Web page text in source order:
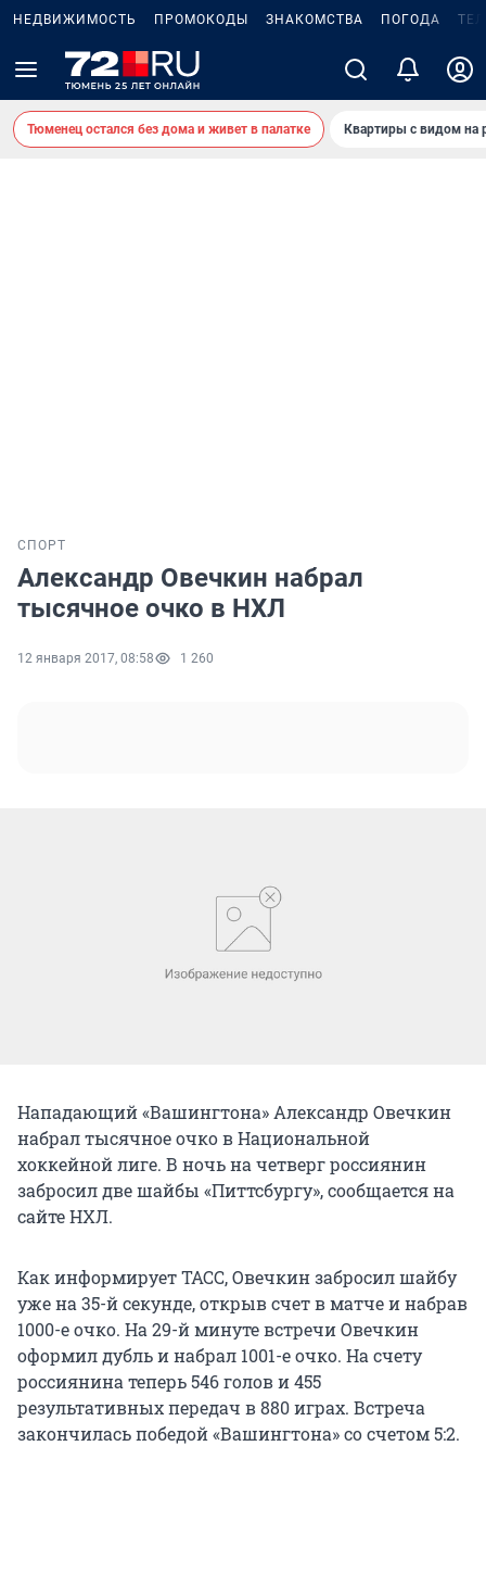
НЕДВИЖИМОСТЬ ПРОМОКОДЫ ЗНАКОМСТВА ПОГОДА
Тюменец остался без дома и живет в палатке Квартиры с видом на
СПОРТ
Александр Овечкин набрал
тысячное очко в НХЛ
12 января 2017, 08:58 1 260
Нападающий «Вашингтона» Александр Овечкин
набрал тысячное очко в Национальной
хоккейной лиге. В ночь на четверг россиянин
забросил две шайбы «Питтсбургу», сообщается на
сайте НХЛ.
Как информирует ТАСС, Овечкин забросил шайбу
уже на 35-й секунде, открыв счет в матче и набрав
1000-е очко. На 29-й минуте встречи Овечкин
оформил дубль и набрал 1001-е очко. На счету
россиянина теперь 546 голов и 455
результативных передач в 880 играх. Встреча
закончилась победой «Вашингтона» со счетом 5:2.